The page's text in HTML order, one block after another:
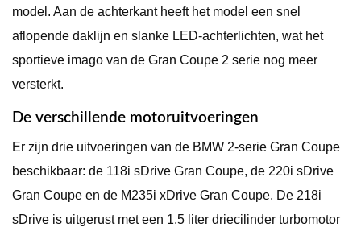
model. Aan de achterkant heeft het model een snel
aflopende daklijn en slanke LED-achterlichten, wat het
sportieve imago van de Gran Coupe 2 serie nog meer
versterkt.
De verschillende motoruitvoeringen
Er zijn drie uitvoeringen van de BMW 2-serie Gran Coupe
beschikbaar: de 118i sDrive Gran Coupe, de 220i sDrive
Gran Coupe en de M235i xDrive Gran Coupe. De 218i
sDrive is uitgerust met een 1.5 liter driecilinder turbomotor